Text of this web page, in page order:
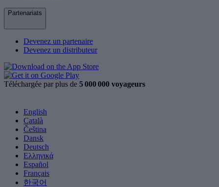
Partenariats
Devenez un partenaire
Devenez un distributeur
Téléchargée par plus de 5 000 000 voyageurs
English
Català
Čeština
Dansk
Deutsch
Ελληνικά
Español
Français
한국어